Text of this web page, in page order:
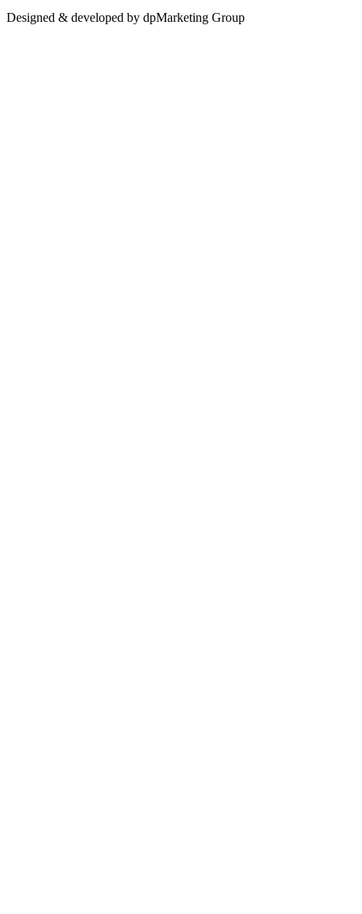
Designed & developed by dpMarketing Group